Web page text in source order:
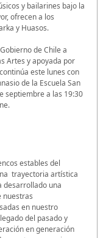
y bailarines bajo la
ofrecen a los
y Huasos.
de Chile a
Artes y apoyada por
este lunes con
de la Escuela San
septiembre a las 19:30
estables del
trayectoria artística
desarrollado una
nuestras
en nuestro
del pasado y
en generación